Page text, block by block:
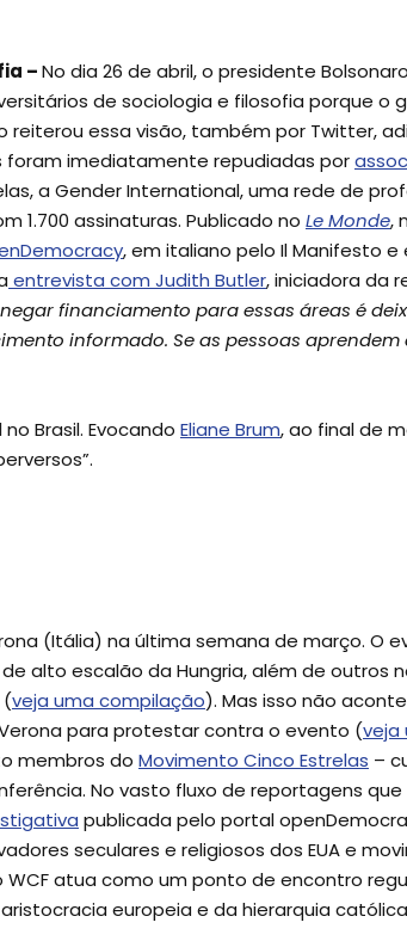
–No dia 26 de abril, o presidente
de sociologia e filosofia porque o
reiterou essa visão, também por Twitter,
foram imediatamente repudiadas por
a Gender International, uma rede de
1.700 assinaturas. Publicado no Le Monde,
, em italiano pelo Il Manifesto e
entrevista com Judith Butler, iniciadora da
negar financiamento para essas áreas é
informado. Se as pessoas aprendem
Brasil. Evocando Eliane Brum, ao final de
(Itália) na última semana de março. O
alto escalão da Hungria, além de outros
(veja uma compilação). Mas isso não
para protestar contra o evento (veja
membros do Movimento Cinco Estrelas –
No vasto fluxo de reportagens
publicada pelo portal
seculares e religiosos dos EUA e
atua como um ponto de encontro
europeia e da hierarquia